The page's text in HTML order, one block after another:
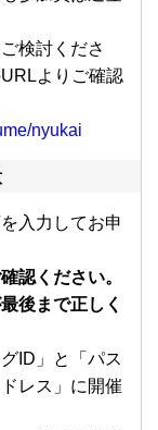
検討くださ
よりご確認
nyukai
入力してお申
認ください。
後まで正しく
ID」と「パス
レス」に開催